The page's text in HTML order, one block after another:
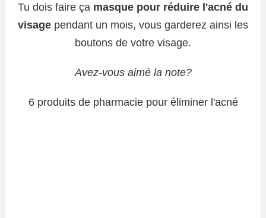
Tu dois faire ça masque pour réduire l'acné du
visage pendant un mois, vous garderez ainsi les
boutons de votre visage.
Avez-vous aimé la note?
6 produits de pharmacie pour éliminer l'acné